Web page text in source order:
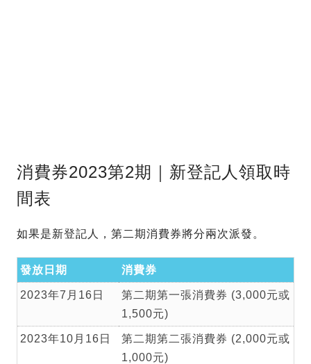
消費券2023第2期｜新登記人領取時
間表
如果是新登記人，第二期消費券將分兩次派發。
發放日期 消費券
2023年7月16日
第二期第一張消費券 (3,000元或
1,500元)
2023年10月16日
第二期第二張消費券 (2,000元或
1,000元)